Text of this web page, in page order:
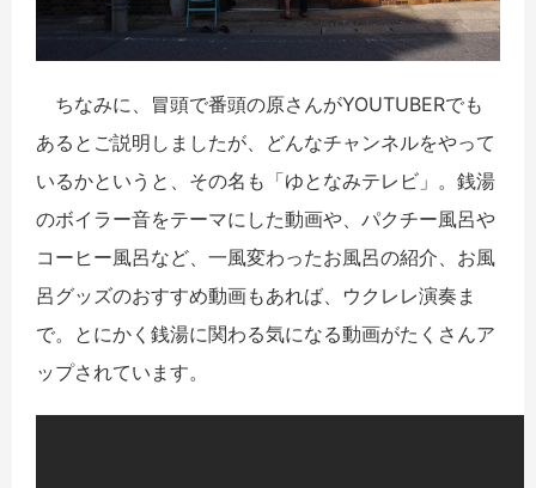
ちなみに、冒頭で番頭の原さんがYOUTUBERでも
あるとご説明しましたが、どんなチャンネルをやって
いるかというと、その名も「ゆとなみテレビ」。銭湯
のボイラー音をテーマにした動画や、パクチー風呂や
コーヒー風呂など、一風変わったお風呂の紹介、お風
呂グッズのおすすめ動画もあれば、ウクレレ演奏ま
で。とにかく銭湯に関わる気になる動画がたくさんア
ップされています。